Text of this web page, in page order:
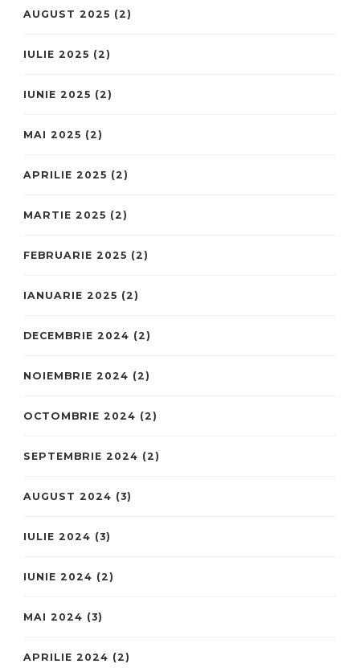
AUGUST 2025 (2)
IULIE 2025 (2)
IUNIE 2025 (2)
MAI 2025 (2)
APRILIE 2025 (2)
MARTIE 2025 (2)
FEBRUARIE 2025 (2)
IANUARIE 2025 (2)
DECEMBRIE 2024 (2)
NOIEMBRIE 2024 (2)
OCTOMBRIE 2024 (2)
SEPTEMBRIE 2024 (2)
AUGUST 2024 (3)
IULIE 2024 (3)
IUNIE 2024 (2)
MAI 2024 (3)
APRILIE 2024 (2)